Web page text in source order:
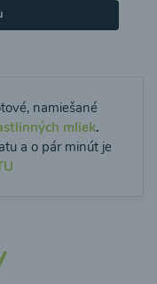
namiešané
mliek.
a o pár minút je